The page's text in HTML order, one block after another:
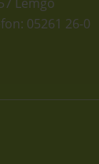
05261 26-0